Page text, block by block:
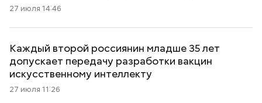
27 июля 14:46
Каждый второй россиянин младше 35 лет
допускает передачу разработки вакцин
искусственному интеллекту
27 июля 11:26